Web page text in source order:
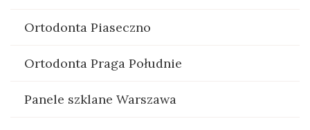
Ortodonta Piaseczno
Ortodonta Praga Południe
Panele szklane Warszawa